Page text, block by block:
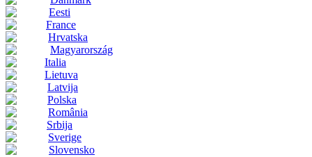
Eesti
France
Hrvatska
Magyarország
Italia
Lietuva
Latvija
Polska
România
Srbija
Sverige
Slovensko